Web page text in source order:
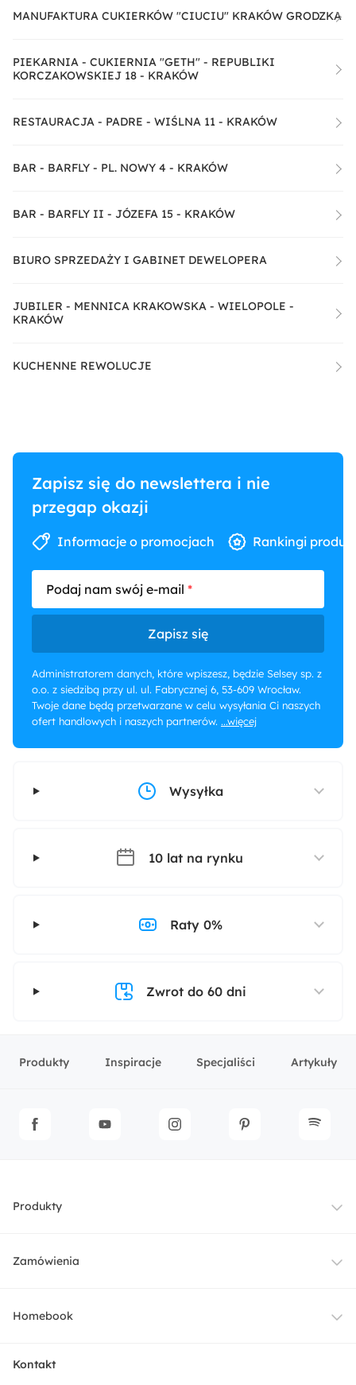
MANUFAKTURA CUKIERKÓW "CIUCIU" KRAKÓW GRODZKA
PIEKARNIA - CUKIERNIA "GETH" - REPUBLIKI
KORCZAKOWSKIEJ 18 - KRAKÓW
RESTAURACJA - PADRE - WIŚLNA 11 - KRAKÓW
BAR - BARFLY - PL. NOWY 4 - KRAKÓW
BAR - BARFLY II - JÓZEFA 15 - KRAKÓW
BIURO SPRZEDAŻY I GABINET DEWELOPERA
JUBILER - MENNICA KRAKOWSKA - WIELOPOLE -
KRAKÓW
KUCHENNE REWOLUCJE
Zapisz się do newslettera i nie
przegap okazji
Informacje o promocjach Rankingi
Podaj nam swój e-mail
Zapisz się
Administratorem danych, które wpiszesz, będzie Selsey sp. z
o.o. z siedzibą przy ul. ul. Fabrycznej 6, 53-609 Wrocław.
Twoje dane będą przetwarzane w celu wysyłania Ci naszych
ofert handlowych i naszych partnerów. ...więcej
Wysyłka
10 lat na rynku
Raty 0%
Zwrot do 60 dni
Produkty Inspiracje Specjaliści Artykuły
Produkty
Meble
Zamówienia
Dostawa
Homebook
O nas
Kontakt